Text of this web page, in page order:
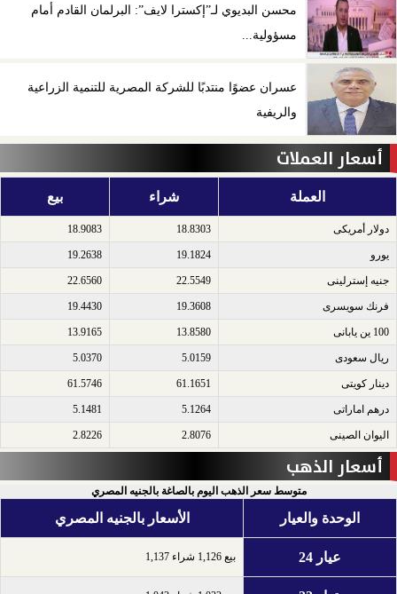
محسن البديوي لـ”إكسترا لايف”: البرلمان القادم أمام
مسؤولية...
عسران عضوًا منتدبًا للشركة المصرية للتنمية الزراعية
والريفية
أسعار العملات
العملة شراء بيع
دولار أمريكى​ 18.8303
18.9083
يورو​ 19.1824
19.2638
جنيه إسترلينى​ 22.5549
22.6560
فرنك سويسرى​ 19.3608
19.4430
100 ين يابانى​ 13.8580
13.9165
ريال سعودى​ 5.0159
5.0370
دينار كويتى​ 61.1651
61.5746
درهم اماراتى​ 5.1264
5.1481
اليوان الصينى​ 2.8076
2.8226
أسعار الذهب
متوسط سعر الذهب اليوم بالصاغة بالجنيه المصري
الوحدة والعيار الأسعار بالجنيه المصري
عيار 24 بيع 1,126 شراء 1,137